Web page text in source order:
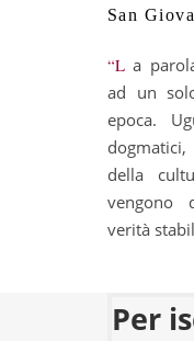
San
“La parola di Dio non si indirizza
ad un
epoca.
della
vengono
verità
Per